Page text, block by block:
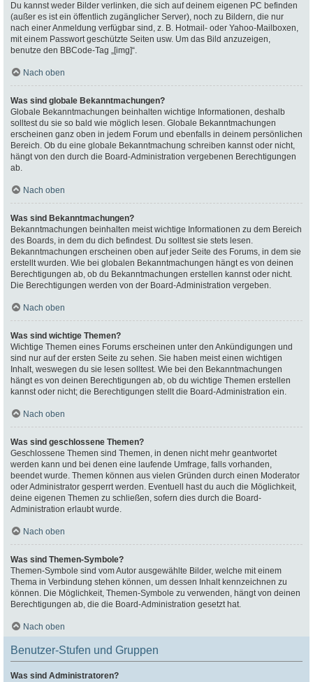
Du kannst weder Bilder verlinken, die sich auf deinem eigenen PC befinden
(außer es ist ein öffentlich zugänglicher Server), noch zu Bildern, die nur
nach einer Anmeldung verfügbar sind, z. B. Hotmail- oder Yahoo-Mailboxen,
mit einem Passwort geschützte Seiten usw. Um das Bild anzuzeigen,
benutze den BBCode-Tag „[img]“.
Nach oben
Was sind globale Bekanntmachungen?
Globale Bekanntmachungen beinhalten wichtige Informationen, deshalb
solltest du sie so bald wie möglich lesen. Globale Bekanntmachungen
erscheinen ganz oben in jedem Forum und ebenfalls in deinem persönlichen
Bereich. Ob du eine globale Bekanntmachung schreiben kannst oder nicht,
hängt von den durch die Board-Administration vergebenen Berechtigungen
ab.
Nach oben
Was sind Bekanntmachungen?
Bekanntmachungen beinhalten meist wichtige Informationen zu dem Bereich
des Boards, in dem du dich befindest. Du solltest sie stets lesen.
Bekanntmachungen erscheinen oben auf jeder Seite des Forums, in dem sie
erstellt wurden. Wie bei globalen Bekanntmachungen hängt es von deinen
Berechtigungen ab, ob du Bekanntmachungen erstellen kannst oder nicht.
Die Berechtigungen werden von der Board-Administration vergeben.
Nach oben
Was sind wichtige Themen?
Wichtige Themen eines Forums erscheinen unter den Ankündigungen und
sind nur auf der ersten Seite zu sehen. Sie haben meist einen wichtigen
Inhalt, weswegen du sie lesen solltest. Wie bei den Bekanntmachungen
hängt es von deinen Berechtigungen ab, ob du wichtige Themen erstellen
kannst oder nicht; die Berechtigungen stellt die Board-Administration ein.
Nach oben
Was sind geschlossene Themen?
Geschlossene Themen sind Themen, in denen nicht mehr geantwortet
werden kann und bei denen eine laufende Umfrage, falls vorhanden,
beendet wurde. Themen können aus vielen Gründen durch einen Moderator
oder Administrator gesperrt werden. Eventuell hast du auch die Möglichkeit,
deine eigenen Themen zu schließen, sofern dies durch die Board-
Administration erlaubt wurde.
Nach oben
Was sind Themen-Symbole?
Themen-Symbole sind vom Autor ausgewählte Bilder, welche mit einem
Thema in Verbindung stehen können, um dessen Inhalt kennzeichnen zu
können. Die Möglichkeit, Themen-Symbole zu verwenden, hängt von deinen
Berechtigungen ab, die die Board-Administration gesetzt hat.
Nach oben
Benutzer-Stufen und Gruppen
Was sind Administratoren?